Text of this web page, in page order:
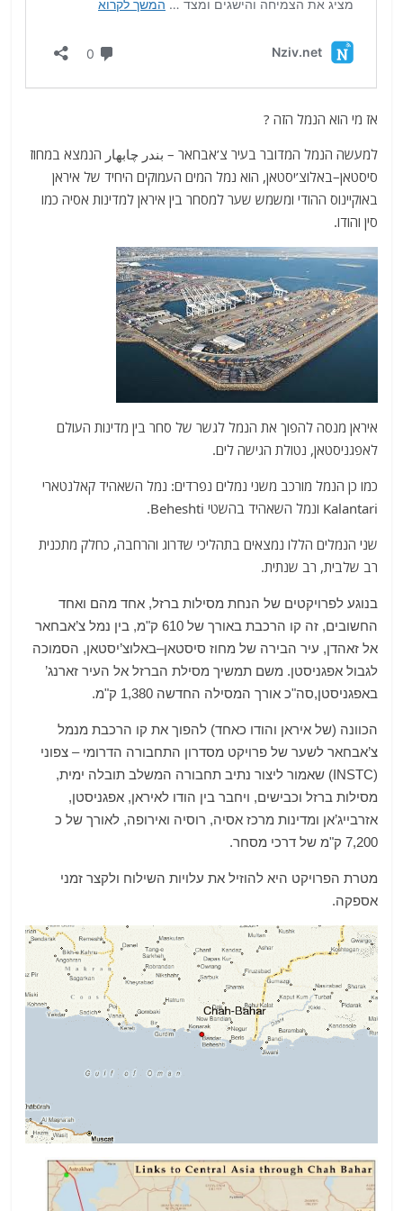
אז מי הוא הנמל הזה ?
למעשה הנמל המדובר בעיר צ’אבחאר – بندر چابهار‎ הנמצא במחוז
סיסטאן–באלוצ’יסטאן, הוא נמל המים העמוקים היחיד של איראן
באוקיינוס ההודי ומשמש שער למסחר בין איראן למדינות אסיה כמו
סין והודו.
איראן מנסה להפוך את הנמל לגשר של סחר בין מדינות העולם
לאפגניסטאן, נטולת הגישה לים.
כמו כן הנמל מורכב משני נמלים נפרדים: נמל השאהיד קאלנטארי
Kalantari ונמל השאהיד בהשטי Beheshti.
שני הנמלים הללו נמצאים בתהליכי שדרוג והרחבה, כחלק מתכנית
רב שלבית, רב שנתית.
בנוגע לפרויקטים של הנחת מסילות ברזל,אחד מהם ואחד
החשובים,זה קו הרכבת באורך של 610 ק"מ, בין נמלצ’אבחאר
אל זאהדן, עיר הבירה של מחוז סיסטאן–באלוצ’יסטאן, הסמוכה
לגבול אפגניסטן. משם תמשיך מסילת הברזל אל העיר זארנג’
באפגניסטן,סה"כ אורך המסילה החדשה1,380 ק"מ.
הכוונה (של איראן והודו כאחד)להפוך את קו הרכבת מנמל
צ’אבחארלשער של פרויקט מסדרון התחבורה הדרומי – צפוני
(INSTC)
שאמור ליצור נתיב תחבורה המשלב תובלה ימית,
מסילות ברזל וכבישים, ויחבר בין הודו לאיראן,אפגניסטן,
אזרבייג’אן ומדינות מרכז אסיה, רוסיה ואירופה,לאורך של כ
7,200 ק"מ של דרכי מסחר.
מטרת הפרויקט היא להוזיל את עלויות השילוח ולקצר זמני
אספקה.